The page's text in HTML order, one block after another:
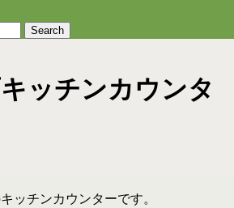
ッチンカウンタ
ッチンカウンターです。